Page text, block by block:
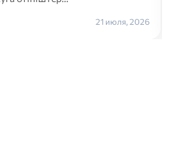
21 июля, 2026